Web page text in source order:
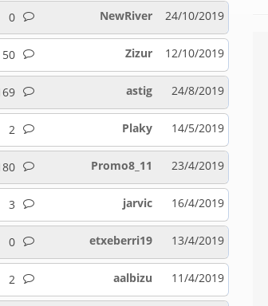
0 24/10/2019
NewRiver
50 12/10/2019
Zizur
24/8/2019
astig
2 14/5/2019
Plaky
23/4/2019
Promo8_11
3 16/4/2019
jarvic
0 13/4/2019
etxeberri19
2 11/4/2019
aalbizu